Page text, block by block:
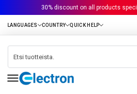
30% discount on all products